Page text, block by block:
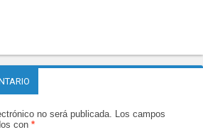
no será publicada. Los campos
con *